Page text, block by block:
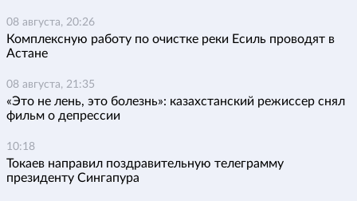
08 августа, 20:26
Комплексную работу по очистке реки Есиль проводят в
Астане
08 августа, 21:35
«Это не лень, это болезнь»: казахстанский режиссер снял
фильм о депрессии
10:18
Токаев направил поздравительную телеграмму
президенту Сингапура